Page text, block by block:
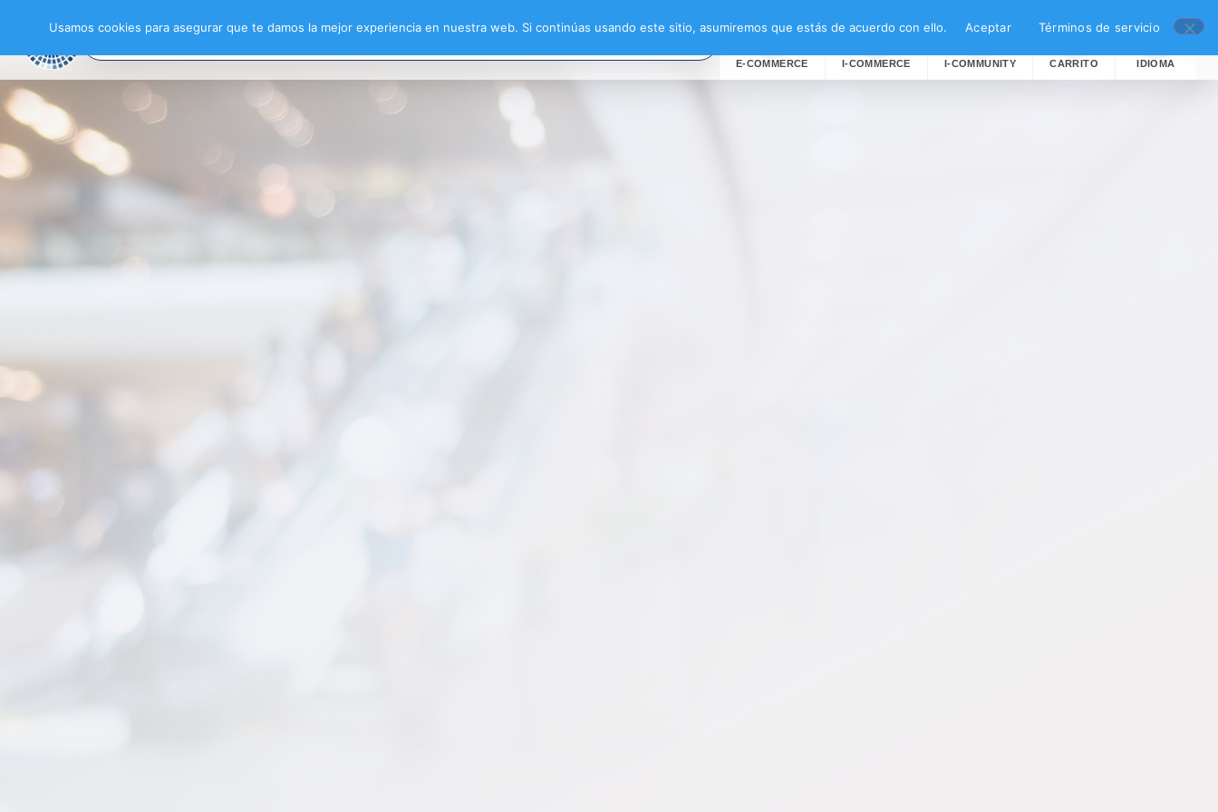
E-COMMERCE I-COMMERCE I-COMMUNITY CARRITO IDIOMA
Usamos cookies para asegurar que te damos la mejor experiencia en nuestra web. Si continúas usando este sitio, asumiremos que estás de acuerdo con ello. Aceptar Términos de servicio